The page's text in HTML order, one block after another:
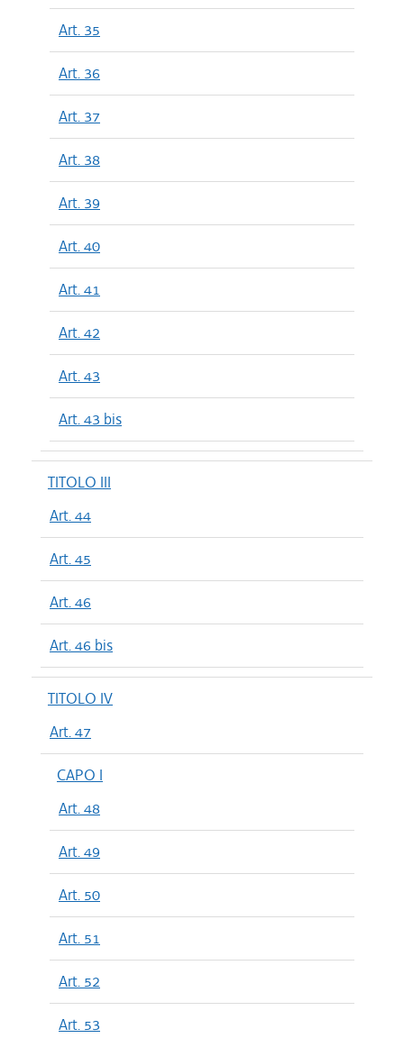
Art. 35
Art. 36
Art. 37
Art. 38
Art. 39
Art. 40
Art. 41
Art. 42
Art. 43
Art. 43 bis
TITOLO III
Art. 44
Art. 45
Art. 46
Art. 46 bis
TITOLO IV
Art. 47
CAPO I
Art. 48
Art. 49
Art. 50
Art. 51
Art. 52
Art. 53